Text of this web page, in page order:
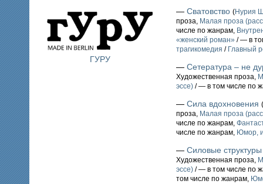
ГУРУ
— Сватовство (Нурия
проза, Малая проза
числе по жанрам,
«женский роман» / — в
трагикомедия / Главный
— Сетература – не
Художественная проза,
эссе) / — в том числе по
— Сила вдохновения (
проза, Малая проза
числе по жанрам,
числе по жанрам, Юмор,
— Силовые структуры
Художественная проза,
эссе) / — в том числе по
том числе по жанрам,